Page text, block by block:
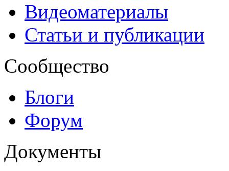
Видеоматериалы
Статьи и публикации
Сообщество
Блоги
Форум
Документы